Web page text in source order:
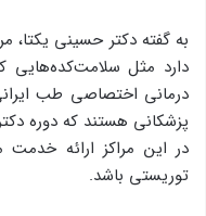
به گفته دکتر حسینی یکتا،
دارد مثل سلامت‌کد‌ه‌هایی
درمانی اختصاصی طب
پزشکانی هستند که دوره
در این مراکز ارائه
توریستی باشد.